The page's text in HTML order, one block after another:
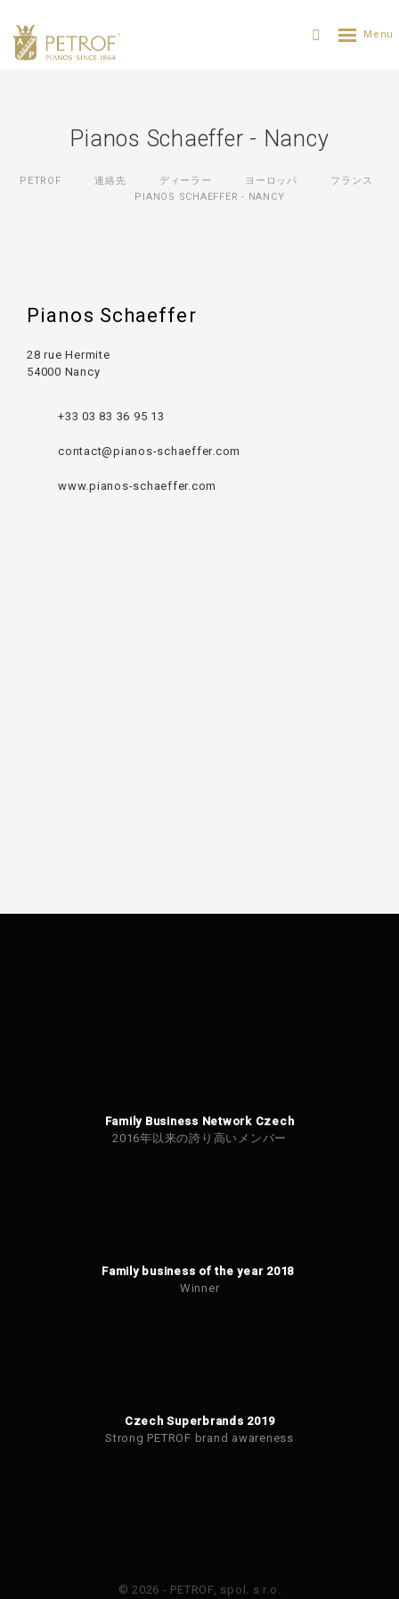
Pianos Schaeffer - Nancy
PETROF 連絡先 ディーラー ヨーロッパ
フランス
PIANOS SCHAEFFER - NANCY
Pianos Schaeffer
28 rue Hermite
54000 Nancy
+33 03 83 36 95 13
contact@pianos-schaeffer.com
www.pianos-schaeffer.com
Family Business Network Czech
2016年以来の誇り高いメンバー
Family business of the year 2018
Winner
Czech Superbrands 2019
Strong PETROF brand awareness
© 2026 - PETROF, spol. s r.o.